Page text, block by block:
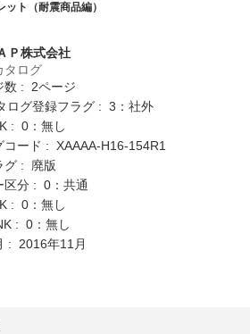
ト（耐震商品編）
Ｐ株式会社
タログ
数 : 2ページ
ログ登録フラグ : 3：社外
: 0：無し
コード : XAAAA-H16-154R1
グ : 廃版
区分 : 0：共通
: 0：無し
: 0：無し
: 2016年11月